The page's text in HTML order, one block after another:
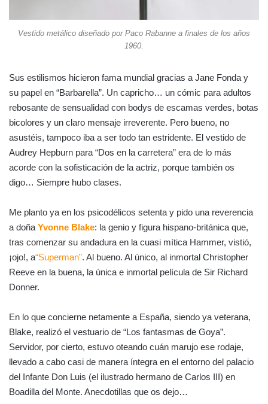
Vestido metálico diseñado por Paco Rabanne a finales de los años
1960.
Sus estilismos hicieron fama mundial gracias a Jane Fonda y
su papel en “Barbarella”. Un capricho… un cómic para adultos
rebosante de sensualidad con bodys de escamas verdes, botas
bicolores y un claro mensaje irreverente. Pero bueno, no
asustéis, tampoco iba a ser todo tan estridente. El vestido de
Audrey Hepburn para “Dos en la carretera” era de lo más
acorde con la sofisticación de la actriz, porque también os
digo… Siempre hubo clases.
Me planto ya en los psicodélicos setenta y pido una reverencia
a doña Yvonne Blake: la genio y figura hispano-británica que,
tras comenzar su andadura en la cuasi mítica Hammer, vistió,
¡ojo!, a“Superman”. Al bueno. Al único, al inmortal Christopher
Reeve en la buena, la única e inmortal película de Sir Richard
Donner.
En lo que concierne netamente a España, siendo ya veterana,
Blake, realizó el vestuario de “Los fantasmas de Goya”.
Servidor, por cierto, estuvo oteando cuán marujo ese rodaje,
llevado a cabo casi de manera íntegra en el entorno del palacio
del Infante Don Luis (el ilustrado hermano de Carlos III) en
Boadilla del Monte. Anecdotillas que os dejo…